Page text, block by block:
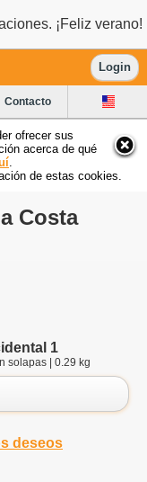
¡Feliz verano!
Login
Contacto
ofrecer sus
acerca de qué
de estas cookies.
Costa
1
solapas | 0.29 kg
deseos